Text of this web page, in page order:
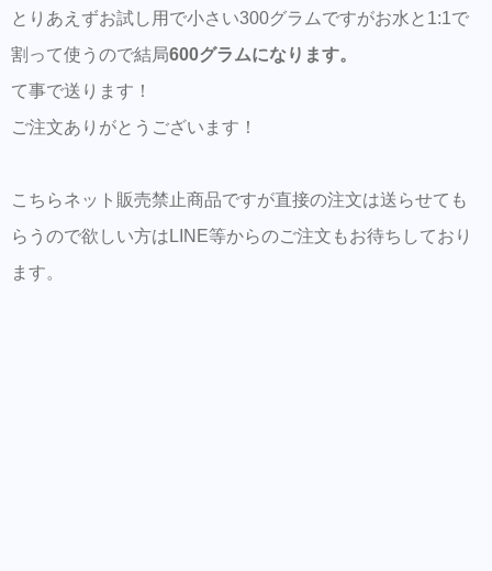
とりあえずお試し用で小さい300グラムですがお水と1:1で
割って使うので結局600グラムになります。
て事で送ります！
ご注文ありがとうございます！
こちらネット販売禁止商品ですが直接の注文は送らせても
らうので欲しい方はLINE等からのご注文もお待ちしており
ます。